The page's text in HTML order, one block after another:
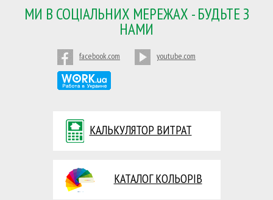
МИ В СОЦІАЛЬНИХ МЕРЕЖАХ - БУДЬТЕ З
НАМИ
facebook.com youtube.com
КАЛЬКУЛЯТОР ВИТРАТ
КАТАЛОГ КОЛЬОРІВ